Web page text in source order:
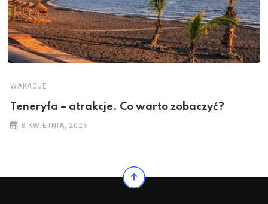
WAKACJE
Teneryfa – atrakcje. Co warto zobaczyć?
8 KWIETNIA, 2026